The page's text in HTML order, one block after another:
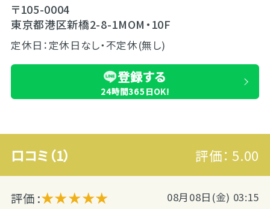
〒105-0004
東京都港区新橋2-8-1MOM・10F
定休日：定休日なし・不定休(無し)
登録する
24時間365日OK!
口コミ（1） 評価： 5.00
評価 :★★★★★
08月08日(金) 03:15